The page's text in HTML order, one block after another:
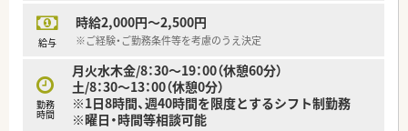
いながら和やかな雰囲気の中で日々の業務を行っています。
■薬剤師と事務員がしっかりと連携を取り合っており、業務の負
■充実した設備環境の中で落ち着いて業務を進めることができ、
患者様へのより良いサービス提供に集中できる環境です。
【こんな方が活躍中】
給与
時給2,000円～2,500円
※ご経験・ご勤務条件等を考慮のうえ決定
勤務
時間
月火水木金/8：30～19：00（休憩60分）
土/8：30～13：00（休憩0分）
※1日8時間、週40時間を限度とするシフト制勤務
※曜日・時間等相談可能